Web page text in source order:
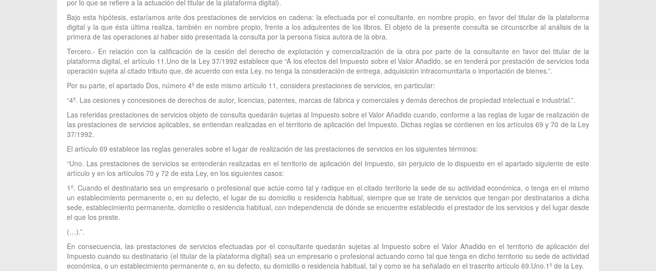
por lo que se refiere a la actuación del titular de la plataforma digital).
Bajo esta hipótesis, estaríamos ante dos prestaciones de servicios en cadena: la efectuada por el consultante, en nombre propio, en favor del titular de la plataforma
digital y la que ésta última realiza, también en nombre propio, frente a los adquirentes de los libros. El objeto de la presente consulta se circunscribe al análisis de la
primera de las operaciones al haber sido presentada la consulta por la persona física autora de la obra.
Tercero.- En relación con la calificación de la cesión del derecho de explotación y comercialización de la obra por parte de la consultante en favor del titular de la
plataforma digital, el artículo 11.Uno de la Ley 37/1992 establece que “A los efectos del Impuesto sobre el Valor Añadido, se en tenderá por prestación de servicios toda
operación sujeta al citado tributo que, de acuerdo con esta Ley, no tenga la consideración de entrega, adquisición intracomunitaria o importación de bienes.”.
Por su parte, el apartado Dos, número 4º de este mismo artículo 11, considera prestaciones de servicios, en particular:
“4º. Las cesiones y concesiones de derechos de autor, licencias, patentes, marcas de fábrica y comerciales y demás derechos de propiedad intelectual e industrial.”.
Las referidas prestaciones de servicios objeto de consulta quedarán sujetas al Impuesto sobre el Valor Añadido cuando, conforme a las reglas de lugar de realización de
las prestaciones de servicios aplicables, se entiendan realizadas en el territorio de aplicación del Impuesto. Dichas reglas se contienen en los artículos 69 y 70 de la Ley
37/1992.
El artículo 69 establece las reglas generales sobre el lugar de realización de las prestaciones de servicios en los siguientes términos:
“Uno. Las prestaciones de servicios se entenderán realizadas en el territorio de aplicación del Impuesto, sin perjuicio de lo dispuesto en el apartado siguiente de este
artículo y en los artículos 70 y 72 de esta Ley, en los siguientes casos:
1º. Cuando el destinatario sea un empresario o profesional que actúe como tal y radique en el citado territorio la sede de su actividad económica, o tenga en el mismo
un establecimiento permanente o, en su defecto, el lugar de su domicilio o residencia habitual, siempre que se trate de servicios que tengan por destinatarios a dicha
sede, establecimiento permanente, domicilio o residencia habitual, con independencia de dónde se encuentre establecido el prestador de los servicios y del lugar desde
el que los preste.
(…).”.
En consecuencia, las prestaciones de servicios efectuadas por el consultante quedarán sujetas al Impuesto sobre el Valor Añadido en el territorio de aplicación del
Impuesto cuando su destinatario (el titular de la plataforma digital) sea un empresario o profesional actuando como tal que tenga en dicho territorio su sede de actividad
económica, o un establecimiento permanente o, en su defecto, su domicilio o residencia habitual, tal y como se ha señalado en el trascrito artículo 69.Uno.1º de la Ley.